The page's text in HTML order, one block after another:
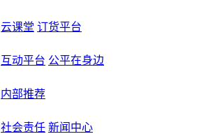
云课堂 订货平台
互动平台 公平在身边
内部推荐
社会责任 新闻中心